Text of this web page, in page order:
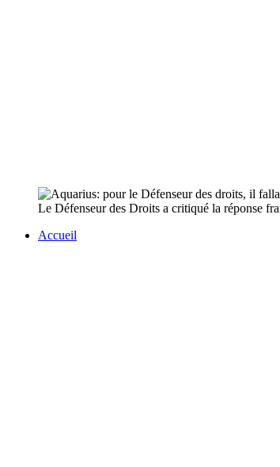
Le Défenseur des Droits a critiqué la réponse
Accueil